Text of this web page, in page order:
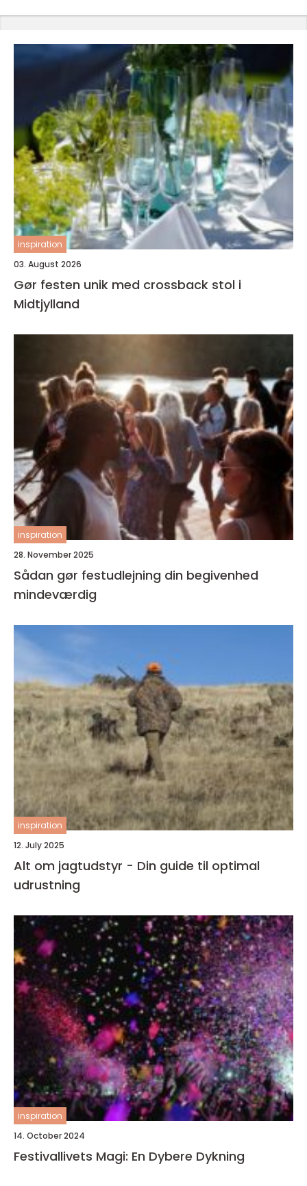
inspiration
03. August 2026
Gør festen unik med crossback stol i
Midtjylland
inspiration
28. November 2025
Sådan gør festudlejning din begivenhed
mindeværdig
inspiration
12. July 2025
Alt om jagtudstyr - Din guide til optimal
udrustning
inspiration
14. October 2024
Festivallivets Magi: En Dybere Dykning